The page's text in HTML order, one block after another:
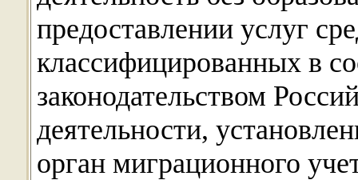
предоставлении услуг
классифицированных в
законодательством
деятельности,
орган миграционного